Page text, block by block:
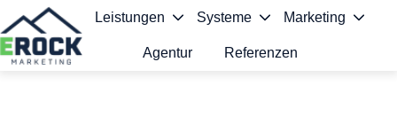
Leistungen Systeme Marketing
Agentur Referenzen